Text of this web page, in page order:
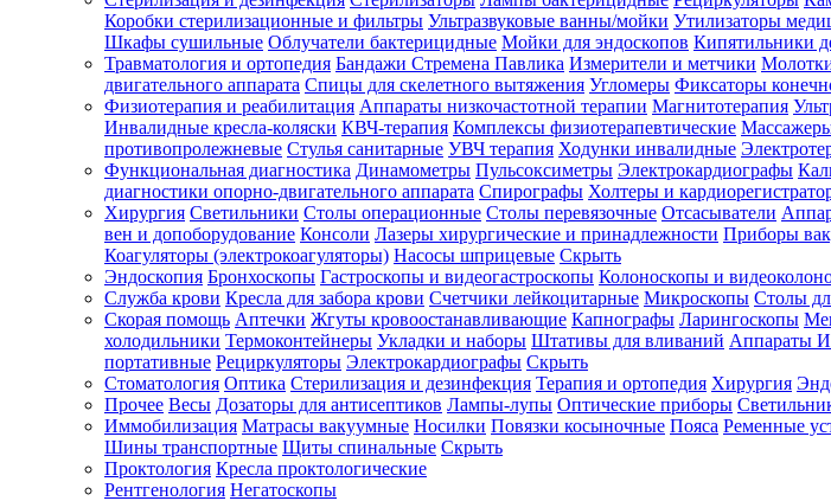
Зарегистрироваться
Зачем
регистрироваться?
Все
покупки
в
одном
месте
Личный
менеджер
Отслеживание
статуса
заказа
Коробки стерилизационные и фильтры Ультразвуковые ванны/мойки Утилизаторы
Шкафы сушильные Облучатели бактерицидные Мойки для эндоскопов Кипятильники
Травматология и ортопедия Бандажи Стремена Павлика Измерители и метчики
двигательного аппарата Спицы для скелетного вытяжения Угломеры Фиксаторы
Физиотерапия и реабилитация Аппараты низкочастотной терапии Магнитотерапия
Инвалидные кресла-коляски КВЧ-терапия Комплексы физиотерапевтические
противопролежневые Стулья санитарные УВЧ терапия Ходунки инвалидные
Функциональная диагностика Динамометры Пульсоксиметры Электрокардиографы
диагностики опорно-двигательного аппарата Спирографы Холтеры и
Хирургия Светильники Столы операционные Столы перевязочные Отсасыватели
вен и допоборудование Консоли Лазеры хирургические и принадлежности Приборы
Коагуляторы (электрокоагуляторы) Насосы шприцевые Скрыть
Эндоскопия Бронхоскопы Гастроскопы и видеогастроскопы Колоноскопы и
Служба крови Кресла для забора крови Счетчики лейкоцитарные Микроскопы Столы
Скорая помощь Аптечки Жгуты кровоостанавливающие Капнографы Ларингоскопы
холодильники Термоконтейнеры Укладки и наборы Штативы для вливаний Аппараты
портативные Рециркуляторы Электрокардиографы Скрыть
Стоматология Оптика Стерилизация и дезинфекция Терапия и ортопедия Хирургия
Прочее Весы Дозаторы для антисептиков Лампы-лупы Оптические приборы
Иммобилизация Матрасы вакуумные Носилки Повязки косыночные Пояса Ременные
Шины транспортные Щиты спинальные Скрыть
Проктология Кресла проктологические
Рентгенология Негатоскопы